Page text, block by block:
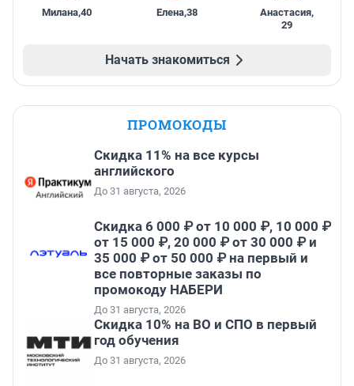
Милана,40 Елена,38 Анастасия,
29
Начать знакомиться
ПРОМОКОДЫ
Скидка 11% на все курсы
английского
До 31 августа, 2026
Скидка 6 000 ₽ от 10 000 ₽, 10 000 ₽
от 15 000 ₽, 20 000 ₽ от 30 000 ₽ и
35 000 ₽ от 50 000 ₽ на первый и
все повторные заказы по
промокоду НАБЕРИ
До 31 августа, 2026
Скидка 10% на ВО и СПО в первый
год обучения
До 31 августа, 2026